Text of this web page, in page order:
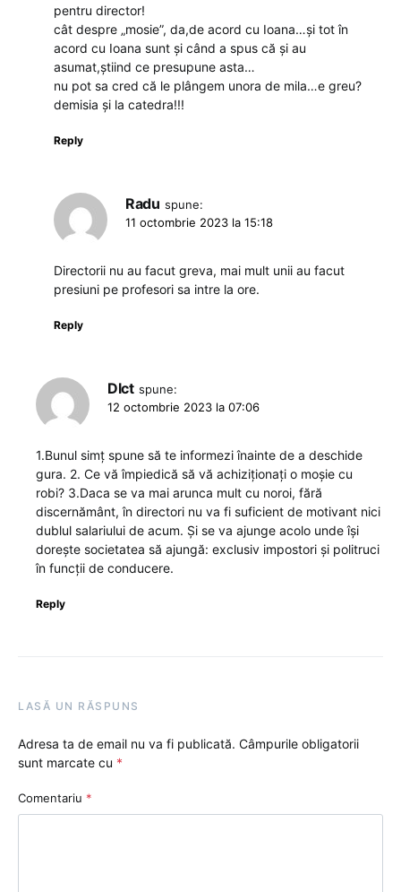
pentru director!
cât despre „mosie”, da,de acord cu Ioana…și tot în
acord cu Ioana sunt și când a spus că și au
asumat,știind ce presupune asta…
nu pot sa cred că le plângem unora de mila…e greu?
demisia și la catedra!!!
Reply
Radu spune:
11 octombrie 2023 la 15:18
Directorii nu au facut greva, mai mult unii au facut
presiuni pe profesori sa intre la ore.
Reply
Dlct spune:
12 octombrie 2023 la 07:06
1.Bunul simț spune să te informezi înainte de a deschide
gura. 2. Ce vă împiedică să vă achiziționați o moșie cu
robi? 3.Daca se va mai arunca mult cu noroi, fără
discernământ, în directori nu va fi suficient de motivant nici
dublul salariului de acum. Și se va ajunge acolo unde își
dorește societatea să ajungă: exclusiv impostori și politruci
în funcții de conducere.
Reply
LASĂ UN RĂSPUNS
Adresa ta de email nu va fi publicată. Câmpurile obligatorii
sunt marcate cu *
Comentariu *